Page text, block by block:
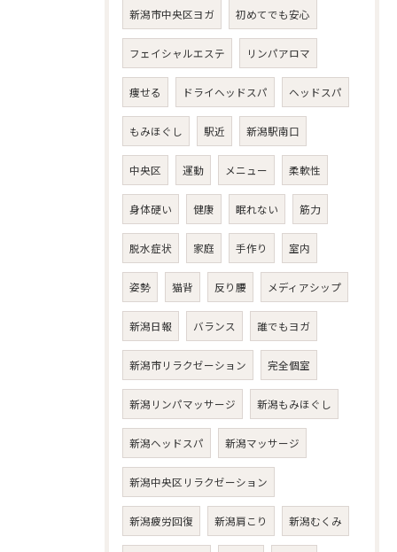
新潟市中央区ヨガ 初めてでも安心
フェイシャルエステ リンパアロマ
痩せる ドライヘッドスパ ヘッドスパ
もみほぐし 駅近 新潟駅南口
中央区 運動 メニュー 柔軟性
身体硬い 健康 眠れない 筋力
脱水症状 家庭 手作り 室内
姿勢 猫背 反り腰 メディアシップ
新潟日報 バランス 誰でもヨガ
新潟市リラクゼーション 完全個室
新潟リンパマッサージ 新潟もみほぐし
新潟ヘッドスパ 新潟マッサージ
新潟中央区リラクゼーション
新潟疲労回復 新潟肩こり 新潟むくみ